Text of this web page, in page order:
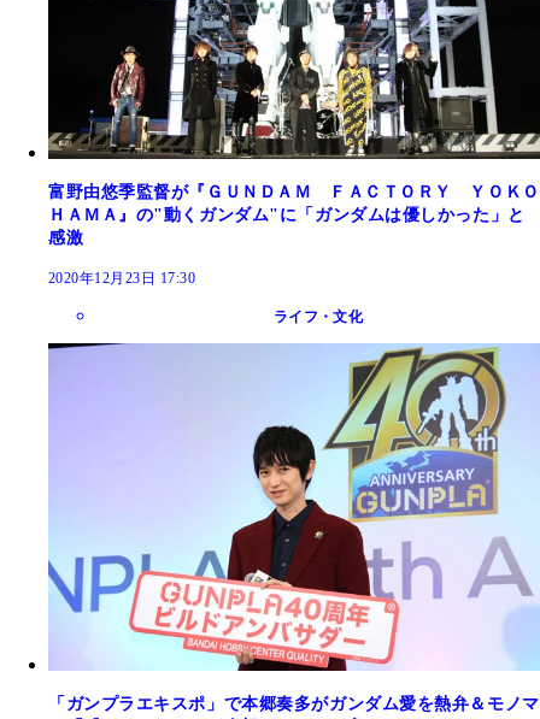
富野由悠季監督が『ＧＵＮＤＡＭ ＦＡＣＴＯＲＹ ＹＯＫＯ
ＨＡＭＡ』の"動くガンダム"に「ガンダムは優しかった」と
感激
2020年12月23日 17:30
ライフ・文化
「ガンプラエキスポ」で本郷奏多がガンダム愛を熱弁＆モノマ